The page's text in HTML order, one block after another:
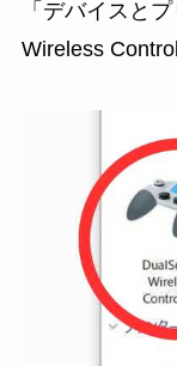
「デバイスと
Wireless